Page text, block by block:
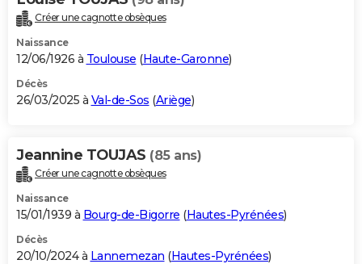
Bricolage
Lifestyle
Culture
Sport
Auto
Television
Voyage
CinemaCréer une cagnotte obsèques
Naissance
12/06/1926 à Toulouse (Haute-Garonne)
Décès
26/03/2025 à Val-de-Sos (Ariège)
Jeannine TOUJAS (85 ans)
Créer une cagnotte obsèques
Naissance
15/01/1939 à Bourg-de-Bigorre (Hautes-Pyrénées)
Décès
20/10/2024 à Lannemezan (Hautes-Pyrénées)